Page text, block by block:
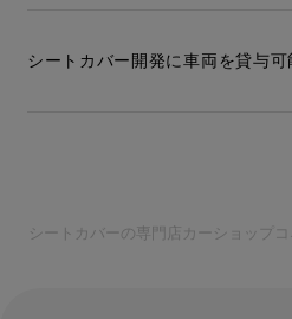
シートカバー開発に車両を貸与可
シートカバーの専門店カーショップコ